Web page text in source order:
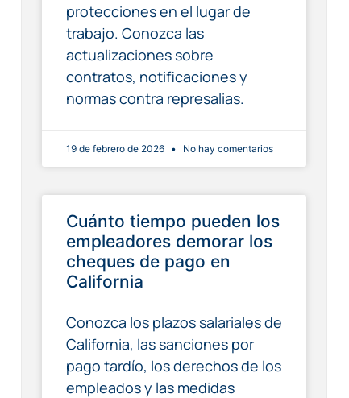
protecciones en el lugar de
trabajo. Conozca las
actualizaciones sobre
contratos, notificaciones y
normas contra represalias.
19 de febrero de 2026 No hay comentarios
Cuánto tiempo pueden los
empleadores demorar los
cheques de pago en
California
Conozca los plazos salariales de
California, las sanciones por
pago tardío, los derechos de los
empleados y las medidas